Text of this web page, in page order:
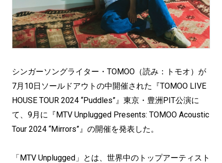
シンガーソングライター・TOMOO（読み：トモオ）が
7月10日ソールドアウトの中開催された『TOMOO LIVE
HOUSE TOUR 2024 “Puddles”』東京・豊洲PIT公演に
て、9月に『MTV Unplugged Presents: TOMOO Acoustic
Tour 2024 “Mirrors”』の開催を発表した。
「MTV Unplugged」とは、世界中のトップアーティスト